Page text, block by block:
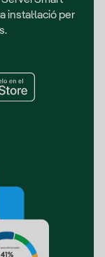
instal·lació per